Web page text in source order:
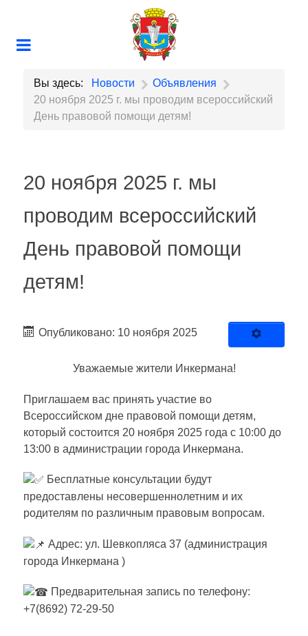
Вы здесь: Новости
Объявления
20 ноября 2025 г. мы проводим всероссийский
День правовой помощи детям!
20 ноября 2025 г. мы
проводим всероссийский
День правовой помощи
детям!
Опубликовано: 10 ноября 2025
Уважаемые жители Инкермана!
Приглашаем вас принять участие во
Всероссийском дне правовой помощи детям,
который состоится 20 ноября 2025 года с 10:00 до
13:00 в администрации города Инкермана.
Бесплатные консультации будут
предоставлены несовершеннолетним и их
родителям по различным правовым вопросам.
Адрес: ул. Шевкопляса 37 (администрация
города Инкермана )
Предварительная запись по телефону:
+7(8692) 72-29-50